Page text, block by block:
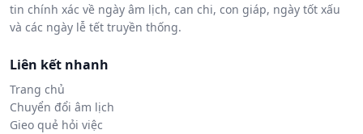
tin chính xác về ngày âm lịch, can chi, con giáp, ngày tốt xấu
và các ngày lễ tết truyền thống.
Liên kết nhanh
Trang chủ
Chuyển đổi âm lịch
Gieo quẻ hỏi việc